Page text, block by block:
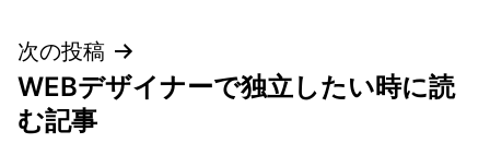
ビ
ゲ
次の投稿
WEBデザイナーで独立したい時に読
む記事